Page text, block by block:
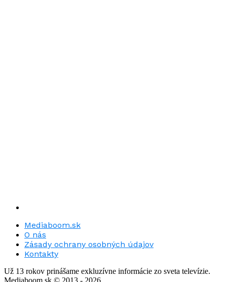
Mediaboom.sk
O nás
Zásady ochrany osobných údajov
Kontakty
Už 13 rokov prinášame exkluzívne informácie zo sveta televízie.
Mediaboom.sk © 2013 - 2026